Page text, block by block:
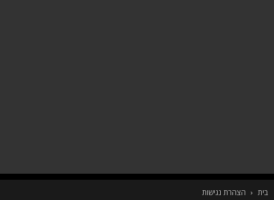
בית הצהרת נגישות